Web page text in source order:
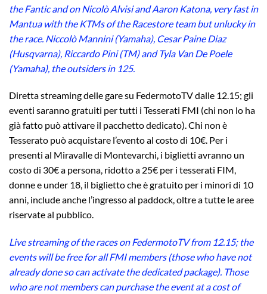
the Fantic and on Nicolò Alvisi and Aaron Katona, very fast in
Mantua with the KTMs of the Racestore team but unlucky in
the race. Niccolò Mannini (Yamaha), Cesar Paine Diaz
(Husqvarna), Riccardo Pini (TM) and Tyla Van De Poele
(Yamaha), the outsiders in 125.
Diretta streaming delle gare su FedermotoTV dalle 12.15; gli
eventi saranno gratuiti per tutti i Tesserati FMI (chi non lo ha
già fatto può attivare il pacchetto dedicato). Chi non è
Tesserato può acquistare l’evento al costo di 10€. Per i
presenti al Miravalle di Montevarchi, i biglietti avranno un
costo di 30€ a persona, ridotto a 25€ per i tesserati FIM,
donne e under 18, il biglietto che è gratuito per i minori di 10
anni, include anche l’ingresso al paddock, oltre a tutte le aree
riservate al pubblico.
Live streaming of the races on FedermotoTV from 12.15; the
events will be free for all FMI members (those who have not
already done so can activate the dedicated package). Those
who are not members can purchase the event at a cost of